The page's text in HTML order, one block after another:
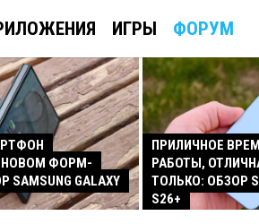
ИГРЫ ФОРУМ
НОВОМ ФОРМ-
GALAXY
ПРИЛИЧНОЕ
РАБОТЫ,
ТОЛЬКО: ОБЗОР
S26+